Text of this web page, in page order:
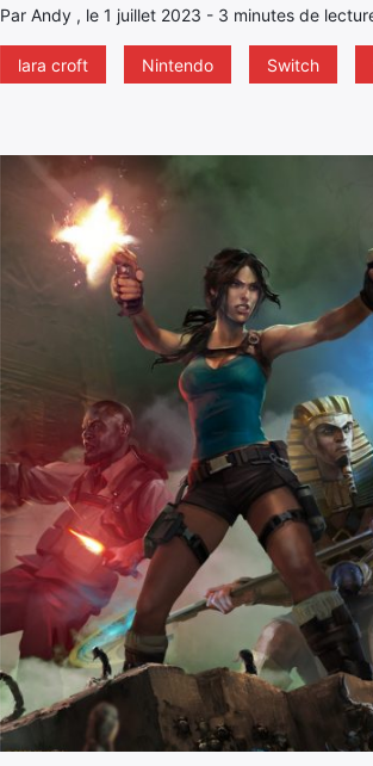
Par Andy , le 1 juillet 2023 - 3 minutes de
lara croft Nintendo Switch